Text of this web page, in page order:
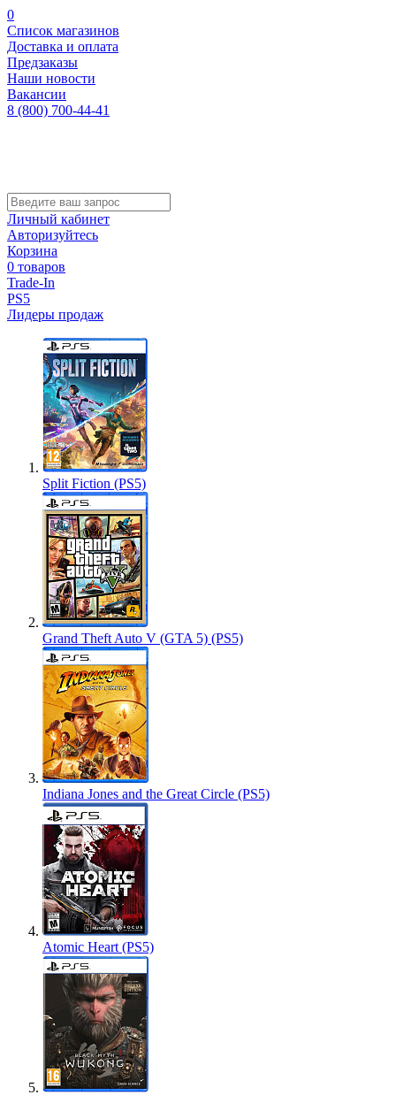
0
Список магазинов
Доставка и оплата
Предзаказы
Наши новости
Вакансии
8 (800) 700-44-41
Личный кабинет
Авторизуйтесь
Корзина
0 товаров
Trade-In
PS5
Лидеры продаж
Split Fiction (PS5)
Grand Theft Auto V (GTA 5) (PS5)
Indiana Jones and the Great Circle (PS5)
Atomic Heart (PS5)